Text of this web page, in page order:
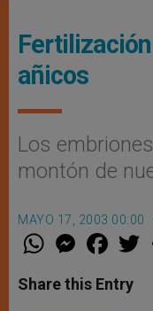
añicos
Los
montón de
MAYO 17, 2003 00:00
W
t
s
M
e
s
e
F
a
e
b
Share this Entry